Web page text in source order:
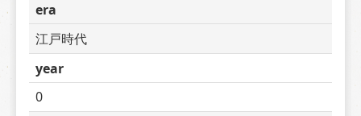
era
江戸時代
year
0